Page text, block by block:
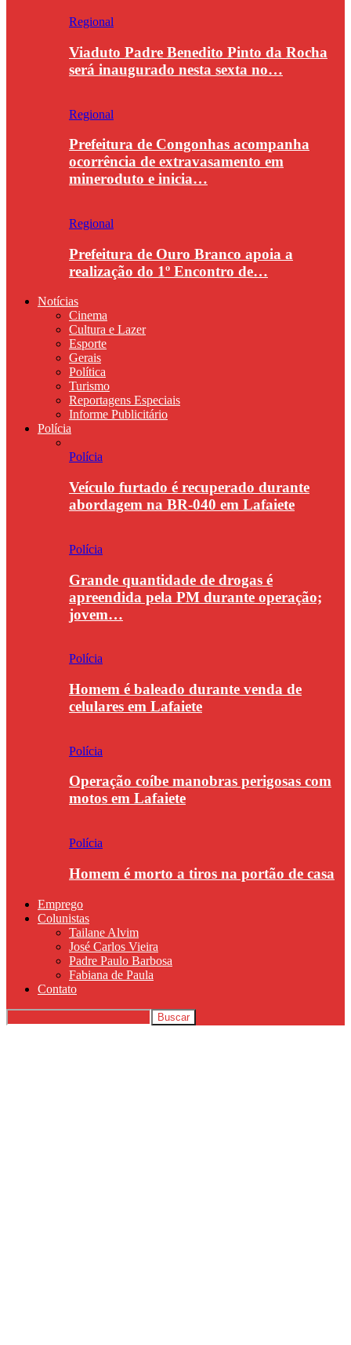
Regional
Viaduto Padre Benedito Pinto da Rocha
será inaugurado nesta sexta no…
Regional
Prefeitura de Congonhas acompanha
ocorrência de extravasamento em
mineroduto e inicia…
Regional
Prefeitura de Ouro Branco apoia a
realização do 1º Encontro de…
Notícias
Cinema
Cultura e Lazer
Esporte
Gerais
Política
Turismo
Reportagens Especiais
Informe Publicitário
Polícia
Polícia
Veículo furtado é recuperado durante
abordagem na BR-040 em Lafaiete
Polícia
Grande quantidade de drogas é
apreendida pela PM durante operação;
jovem…
Polícia
Homem é baleado durante venda de
celulares em Lafaiete
Polícia
Operação coíbe manobras perigosas com
motos em Lafaiete
Polícia
Homem é morto a tiros na portão de casa
Emprego
Colunistas
Tailane Alvim
José Carlos Vieira
Padre Paulo Barbosa
Fabiana de Paula
Contato